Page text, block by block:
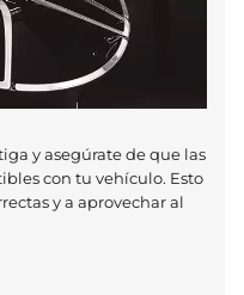
y asegúrate de que las
con tu vehículo. Esto
y a aprovechar al